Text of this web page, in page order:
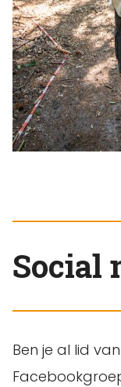
Social
Ben je al lid